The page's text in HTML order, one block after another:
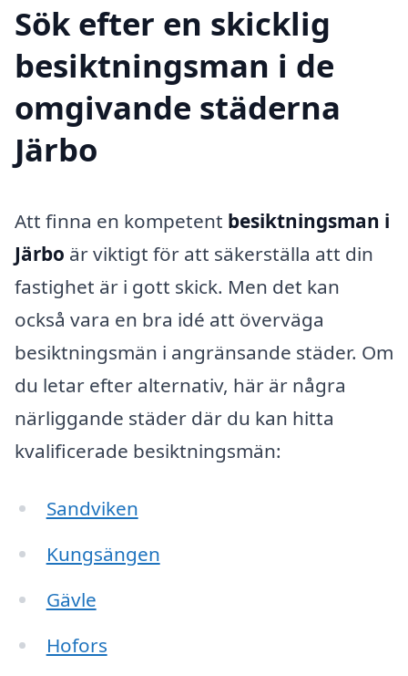
Sök efter en skicklig
besiktningsman i de
omgivande städerna
Järbo
Att finna en kompetent besiktningsman i
Järbo är viktigt för att säkerställa att din
fastighet är i gott skick. Men det kan
också vara en bra idé att överväga
besiktningsmän i angränsande städer. Om
du letar efter alternativ, här är några
närliggande städer där du kan hitta
kvalificerade besiktningsmän:
Sandviken
Kungsängen
Gävle
Hofors